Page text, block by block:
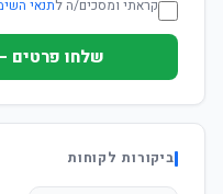
קראתי ומסכים/ה לתנאי
שלחו פרטים —
ביקורות לקוחות